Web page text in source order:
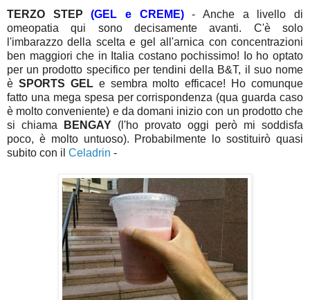
TERZO STEP (GEL e CREME)- Anche a livello di
omeopatia qui sono decisamente avanti. C'è solo
l'imbarazzo della scelta e gel all'arnica con concentrazioni
ben maggiori che in Italia costano pochissimo! Io ho optato
per un prodotto specifico per tendini della B&T, il suo nome
è SPORTS GELe sembra molto efficace! Ho comunque
fatto una mega spesa per corrispondenza (qua guarda caso
è molto conveniente) e da domani inizio con un prodotto che
si chiama
BENGAY (l'ho provato oggi però mi soddisfa
poco, è molto untuoso). Probabilmente lo sostituirò quasi
subito con il Celadrin -